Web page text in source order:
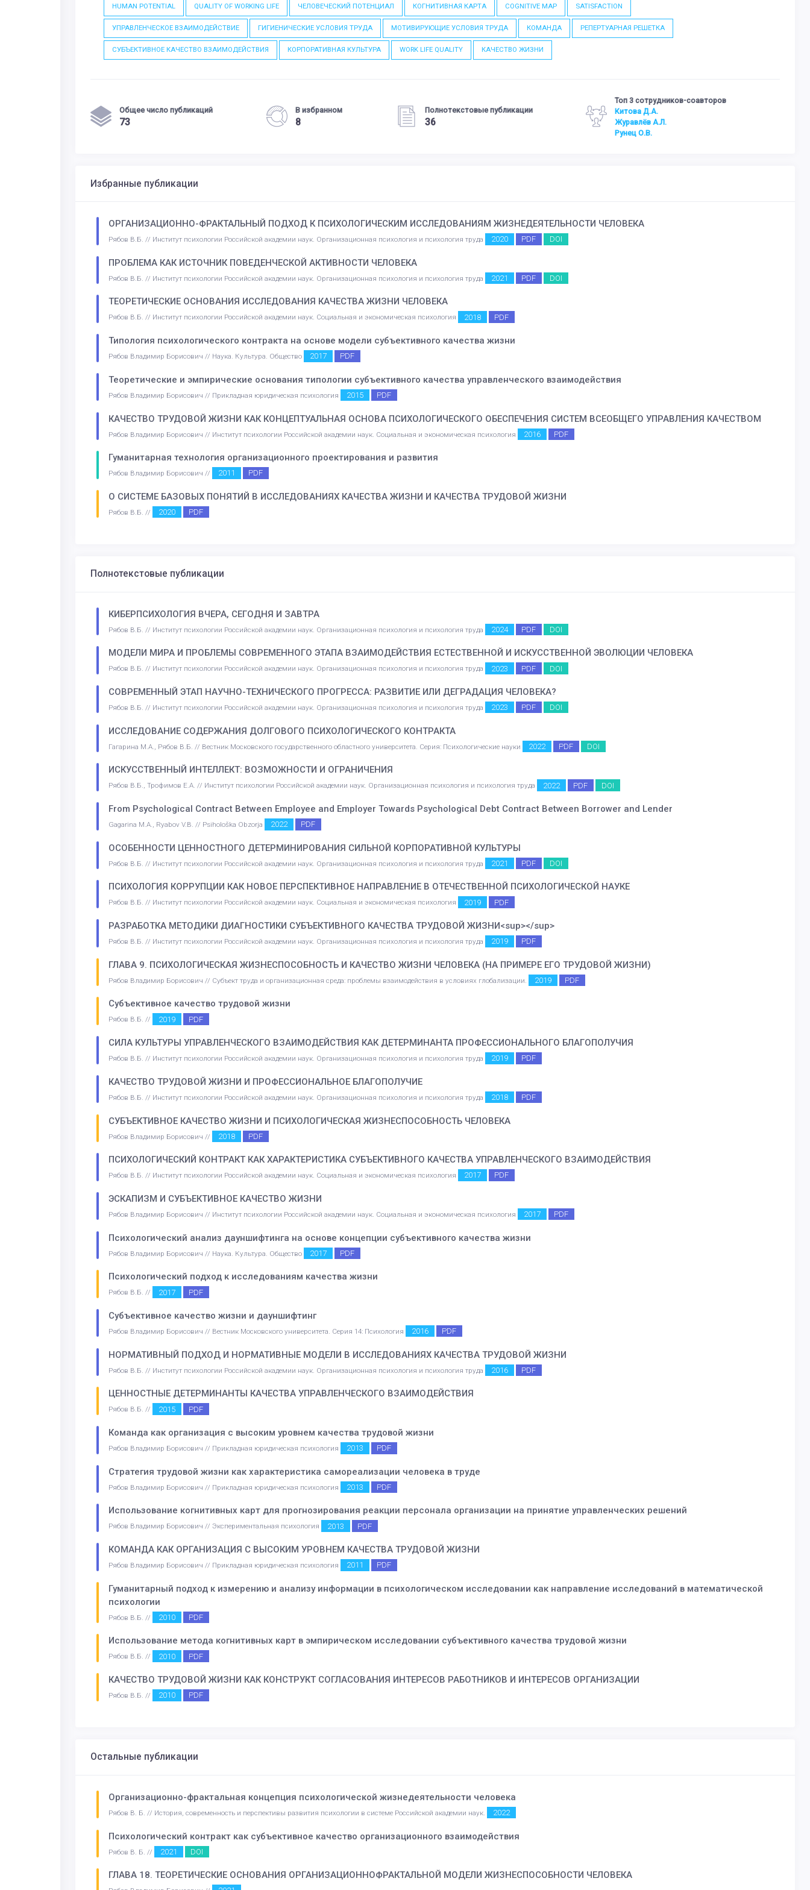
HUMAN POTENTIAL QUALITY OF WORKING LIFE ЧЕЛОВЕЧЕСКИЙ ПОТЕНЦИАЛ КОГНИТИВНАЯ КАРТА COGNITIVE MAP SATISFACTION
УПРАВЛЕНЧЕСКОЕ ВЗАИМОДЕЙСТВИЕ ГИГИЕНИЧЕСКИЕ УСЛОВИЯ ТРУДА МОТИВИРУЮЩИЕ УСЛОВИЯ ТРУДА КОМАНДА РЕПЕРТУАРНАЯ РЕШЕТКА
СУБЪЕКТИВНОЕ КАЧЕСТВО ВЗАИМОДЕЙСТВИЯ КОРПОРАТИВНАЯ КУЛЬТУРА WORK LIFE QUALITY КАЧЕСТВО ЖИЗНИ
Общее число публикаций
73
В избранном
8
Полнотекстовые публикации
36
Топ 3 сотрудников-соавторов
Китова Д.А.
Журавлёв А.Л.
Рунец О.В.
Избранные публикации
ОРГАНИЗАЦИОННО-ФРАКТАЛЬНЫЙ ПОДХОД К ПСИХОЛОГИЧЕСКИМ ИССЛЕДОВАНИЯМ ЖИЗНЕДЕЯТЕЛЬНОСТИ ЧЕЛОВЕКА
Рябов В.Б. // Институт психологии Российской академии наук. Организационная психология и психология труда 2020 PDF DOI
ПРОБЛЕМА КАК ИСТОЧНИК ПОВЕДЕНЧЕСКОЙ АКТИВНОСТИ ЧЕЛОВЕКА
Рябов В.Б. // Институт психологии Российской академии наук. Организационная психология и психология труда 2021 PDF DOI
ТЕОРЕТИЧЕСКИЕ ОСНОВАНИЯ ИССЛЕДОВАНИЯ КАЧЕСТВА ЖИЗНИ ЧЕЛОВЕКА
Рябов В.Б. // Институт психологии Российской академии наук. Социальная и экономическая психология 2018 PDF
Типология психологического контракта на основе модели субъективного качества жизни
Рябов Владимир Борисович // Наука. Культура. Общество 2017 PDF
Теоретические и эмпирические основания типологии субъективного качества управленческого взаимодействия
Рябов Владимир Борисович // Прикладная юридическая психология 2015 PDF
КАЧЕСТВО ТРУДОВОЙ ЖИЗНИ КАК КОНЦЕПТУАЛЬНАЯ ОСНОВА ПСИХОЛОГИЧЕСКОГО ОБЕСПЕЧЕНИЯ СИСТЕМ ВСЕОБЩЕГО УПРАВЛЕНИЯ КАЧЕСТВОМ
Рябов Владимир Борисович // Институт психологии Российской академии наук. Социальная и экономическая психология 2016 PDF
Гуманитарная технология организационного проектирования и развития
Рябов Владимир Борисович // 2011 PDF
О СИСТЕМЕ БАЗОВЫХ ПОНЯТИЙ В ИССЛЕДОВАНИЯХ КАЧЕСТВА ЖИЗНИ И КАЧЕСТВА ТРУДОВОЙ ЖИЗНИ
Рябов В.Б. // 2020 PDF
Полнотекстовые публикации
КИБЕРПСИХОЛОГИЯ ВЧЕРА, СЕГОДНЯ И ЗАВТРА
Рябов В.Б. // Институт психологии Российской академии наук. Организационная психология и психология труда 2024 PDF DOI
МОДЕЛИ МИРА И ПРОБЛЕМЫ СОВРЕМЕННОГО ЭТАПА ВЗАИМОДЕЙСТВИЯ ЕСТЕСТВЕННОЙ И ИСКУССТВЕННОЙ ЭВОЛЮЦИИ ЧЕЛОВЕКА
Рябов В.Б. // Институт психологии Российской академии наук. Организационная психология и психология труда 2023 PDF DOI
СОВРЕМЕННЫЙ ЭТАП НАУЧНО-ТЕХНИЧЕСКОГО ПРОГРЕССА: РАЗВИТИЕ ИЛИ ДЕГРАДАЦИЯ ЧЕЛОВЕКА?
Рябов В.Б. // Институт психологии Российской академии наук. Организационная психология и психология труда 2023 PDF DOI
ИССЛЕДОВАНИЕ СОДЕРЖАНИЯ ДОЛГОВОГО ПСИХОЛОГИЧЕСКОГО КОНТРАКТА
Гагарина М.А., Рябов В.Б. // Вестник Московского государственного областного университета. Серия: Психологические науки 2022 PDF DOI
ИСКУССТВЕННЫЙ ИНТЕЛЛЕКТ: ВОЗМОЖНОСТИ И ОГРАНИЧЕНИЯ
Рябов В.Б., Трофимов Е.А. // Институт психологии Российской академии наук. Организационная психология и психология труда 2022 PDF DOI
From Psychological Contract Between Employee and Employer Towards Psychological Debt Contract Between Borrower and Lender
Gagarina M.A., Ryabov V.B. // Psihološka Obzorja 2022 PDF
ОСОБЕННОСТИ ЦЕННОСТНОГО ДЕТЕРМИНИРОВАНИЯ СИЛЬНОЙ КОРПОРАТИВНОЙ КУЛЬТУРЫ
Рябов В.Б. // Институт психологии Российской академии наук. Организационная психология и психология труда 2021 PDF DOI
ПСИХОЛОГИЯ КОРРУПЦИИ КАК НОВОЕ ПЕРСПЕКТИВНОЕ НАПРАВЛЕНИЕ В ОТЕЧЕСТВЕННОЙ ПСИХОЛОГИЧЕСКОЙ НАУКЕ
Рябов В.Б. // Институт психологии Российской академии наук. Социальная и экономическая психология 2019 PDF
РАЗРАБОТКА МЕТОДИКИ ДИАГНОСТИКИ СУБЪЕКТИВНОГО КАЧЕСТВА ТРУДОВОЙ ЖИЗНИ<sup></sup>
Рябов В.Б. // Институт психологии Российской академии наук. Организационная психология и психология труда 2019 PDF
ГЛАВА 9. ПСИХОЛОГИЧЕСКАЯ ЖИЗНЕСПОСОБНОСТЬ И КАЧЕСТВО ЖИЗНИ ЧЕЛОВЕКА (НА ПРИМЕРЕ ЕГО ТРУДОВОЙ ЖИЗНИ)
Рябов Владимир Борисович // Субъект труда и организационная среда: проблемы взаимодействия в условиях глобализации. 2019 PDF
Субъективное качество трудовой жизни
Рябов В.Б. // 2019 PDF
СИЛА КУЛЬТУРЫ УПРАВЛЕНЧЕСКОГО ВЗАИМОДЕЙСТВИЯ КАК ДЕТЕРМИНАНТА ПРОФЕССИОНАЛЬНОГО БЛАГОПОЛУЧИЯ
Рябов В.Б. // Институт психологии Российской академии наук. Организационная психология и психология труда 2019 PDF
КАЧЕСТВО ТРУДОВОЙ ЖИЗНИ И ПРОФЕССИОНАЛЬНОЕ БЛАГОПОЛУЧИЕ
Рябов В.Б. // Институт психологии Российской академии наук. Организационная психология и психология труда 2018 PDF
СУБЪЕКТИВНОЕ КАЧЕСТВО ЖИЗНИ И ПСИХОЛОГИЧЕСКАЯ ЖИЗНЕСПОСОБНОСТЬ ЧЕЛОВЕКА
Рябов Владимир Борисович // 2018 PDF
ПСИХОЛОГИЧЕСКИЙ КОНТРАКТ КАК ХАРАКТЕРИСТИКА СУБЪЕКТИВНОГО КАЧЕСТВА УПРАВЛЕНЧЕСКОГО ВЗАИМОДЕЙСТВИЯ
Рябов В.Б. // Институт психологии Российской академии наук. Социальная и экономическая психология 2017 PDF
ЭСКАПИЗМ И СУБЪЕКТИВНОЕ КАЧЕСТВО ЖИЗНИ
Рябов Владимир Борисович // Институт психологии Российской академии наук. Социальная и экономическая психология 2017 PDF
Психологический анализ дауншифтинга на основе концепции субъективного качества жизни
Рябов Владимир Борисович // Наука. Культура. Общество 2017 PDF
Психологический подход к исследованиям качества жизни
Рябов В.Б. // 2017 PDF
Субъективное качество жизни и дауншифтинг
Рябов Владимир Борисович // Вестник Московского университета. Серия 14: Психология 2016 PDF
НОРМАТИВНЫЙ ПОДХОД И НОРМАТИВНЫЕ МОДЕЛИ В ИССЛЕДОВАНИЯХ КАЧЕСТВА ТРУДОВОЙ ЖИЗНИ
Рябов В.Б. // Институт психологии Российской академии наук. Организационная психология и психология труда 2016 PDF
ЦЕННОСТНЫЕ ДЕТЕРМИНАНТЫ КАЧЕСТВА УПРАВЛЕНЧЕСКОГО ВЗАИМОДЕЙСТВИЯ
Рябов В.Б. // 2015 PDF
Команда как организация с высоким уровнем качества трудовой жизни
Рябов Владимир Борисович // Прикладная юридическая психология 2013 PDF
Стратегия трудовой жизни как характеристика самореализации человека в труде
Рябов Владимир Борисович // Прикладная юридическая психология 2013 PDF
Использование когнитивных карт для прогнозирования реакции персонала организации на принятие управленческих решений
Рябов Владимир Борисович // Экспериментальная психология 2013 PDF
КОМАНДА КАК ОРГАНИЗАЦИЯ С ВЫСОКИМ УРОВНЕМ КАЧЕСТВА ТРУДОВОЙ ЖИЗНИ
Рябов Владимир Борисович // Прикладная юридическая психология 2011 PDF
Гуманитарный подход к измерению и анализу информации в психологическом исследовании как направление исследований в математической
психологии
Рябов В.Б. // 2010 PDF
Использование метода когнитивных карт в эмпирическом исследовании субъективного качества трудовой жизни
Рябов В.Б. // 2010 PDF
КАЧЕСТВО ТРУДОВОЙ ЖИЗНИ КАК КОНСТРУКТ СОГЛАСОВАНИЯ ИНТЕРЕСОВ РАБОТНИКОВ И ИНТЕРЕСОВ ОРГАНИЗАЦИИ
Рябов В.Б. // 2010 PDF
Остальные публикации
Организационно-фрактальная концепция психологической жизнедеятельности человека
Рябов В. Б. // История, современность и перспективы развития психологии в системе Российской академии наук. 2022
Психологический контракт как субъективное качество организационного взаимодействия
Рябов В. Б. // 2021 DOI
ГЛАВА 18. ТЕОРЕТИЧЕСКИЕ ОСНОВАНИЯ ОРГАНИЗАЦИОННОФРАКТАЛЬНОЙ МОДЕЛИ ЖИЗНЕСПОСОБНОСТИ ЧЕЛОВЕКА